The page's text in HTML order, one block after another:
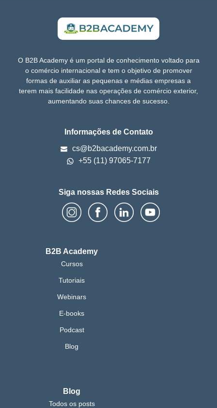
O B2B Academy é um portal de conhecimento voltado para
o comércio internacional e tem o objetivo de promover
formas de auxiliar as pequenas e médias empresas a
terem mais facilidade nas operações de comércio exterior,
aumentando suas chances de sucesso.
Informações de Contato
cs@b2bacademy.com.br
+55 (11) 97065-7177
Siga nossas Redes Sociais
B2B Academy
Cursos
Tutoriais
Webinars
E-books
Podcast
Blog
Blog
Todos os posts